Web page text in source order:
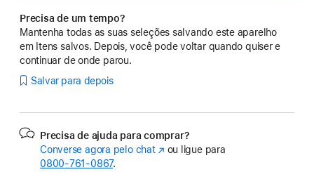
Precisa de um tempo?
Mantenha todas as suas seleções salvando este aparelho
em Itens salvos. Depois, você pode voltar quando quiser e
continuar de onde parou.
Salvar para depois
Precisa de ajuda para comprar?
Converse agora pelo chat(o ou ligue para
0800-761-0867.